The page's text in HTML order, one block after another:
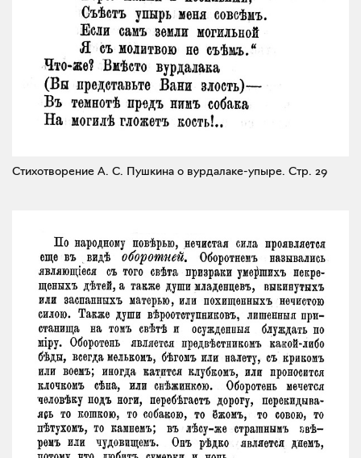
Стихотворение А. С. Пушкина о вурдалаке-упыре. Стр. 29